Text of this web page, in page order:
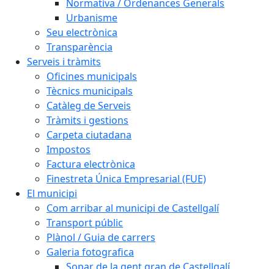
Normativa / Ordenances Generals
Urbanisme
Seu electrònica
Transparència
Serveis i tràmits
Oficines municipals
Tècnics municipals
Catàleg de Serveis
Tràmits i gestions
Carpeta ciutadana
Impostos
Factura electrònica
Finestreta Única Empresarial (FUE)
El municipi
Com arribar al municipi de Castellgalí
Transport públic
Plànol / Guia de carrers
Galeria fotografica